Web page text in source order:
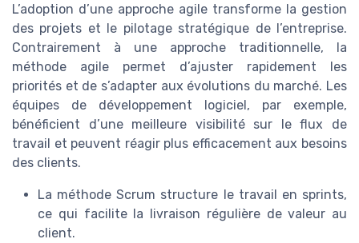
L’adoption d’une approche agile transforme la gestion
des projets et le pilotage stratégique de l’entreprise.
Contrairement à une approche traditionnelle, la
méthode agile permet d’ajuster rapidement les
priorités et de s’adapter aux évolutions du marché. Les
équipes de développement logiciel, par exemple,
bénéficient d’une meilleure visibilité sur le flux de
travail et peuvent réagir plus efficacement aux besoins
des clients.
La méthode Scrum structure le travail en sprints,
ce qui facilite la livraison régulière de valeur au
client.